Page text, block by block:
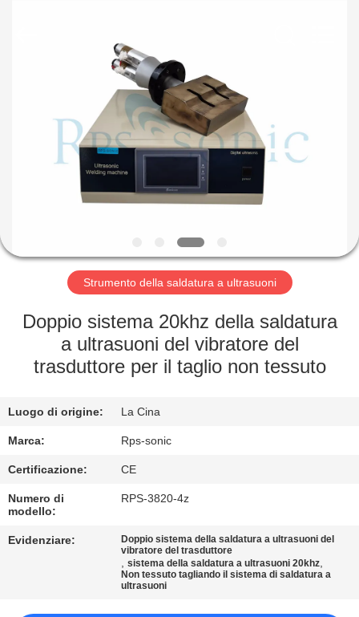
PRODOTTI
GIRO
DELLA
FABBRICA
CONTROLLO
QUALITÀ
CONTATTICI
NOTIZIE
Strumento della saldatura a ultrasuoni
Doppio sistema 20khz della saldatura
a ultrasuoni del vibratore del
trasduttore per il taglio non tessuto
Luogo di origine: La Cina
Marca: Rps-sonic
Certificazione: CE
Numero di
modello:
RPS-3820-4z
Evidenziare:
Doppio sistema della saldatura a ultrasuoni del
vibratore del trasduttore
,sistema della saldatura a ultrasuoni 20khz,
Non tessuto tagliando il sistema di saldatura a
ultrasuoni